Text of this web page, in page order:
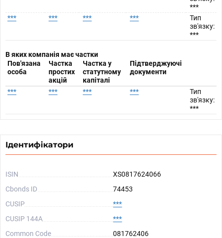
***
***
*** *** ***
Тип
зв'язку:
***
В яких компанія має частки
Пов'язана
особа
Частка
простих
акцій
Частка у
статутному
капіталі
Підтверджуючі
документи
*** *** *** ***
Тип
зв'язку:
***
Ідентифікатори
ISIN
XS0817624066
Cbonds ID
74453
CUSIP
***
CUSIP 144A
***
Common Code
081762406